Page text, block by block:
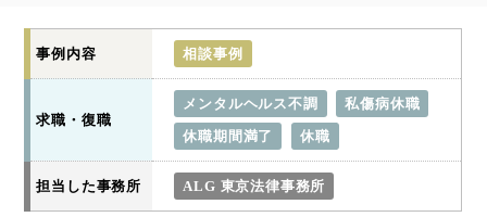
事例内容 相談事例
求職・復職
メンタルヘルス不調
私傷病休職
休職期間満了
休職
担当した事務所 ALG 東京法律事務所